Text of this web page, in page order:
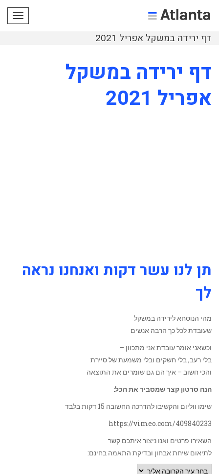
דף ירידה במשקל אפריל 2021
דף ירידה במשקל
אפריל 2021
תן לנו עשר דקות ואנחנו נראה
לך
מהי הנוסחא לירידה במשקל
שעובדת לכל כך הרבה אנשים
וכשאני אומר עובדת אני מתכוון –
בלי רעב, בלי חשקים ובלי משמעת של סיירת
והכי חשוב – איך הם גם שומרים את התוצאה
הנה סרטון קצר שמסביר את הכל:
שימו ווליום והקשיבו להדרכה החשובה 15 דקות בלבד
https://vimeo.com/409840233
השאירו פרטים ואנו ניצור איתכם קשר
לתיאום שיחת אבחון ובדיקת התאמה בחינם: